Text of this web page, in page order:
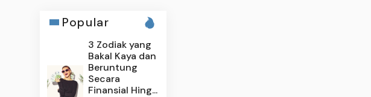
Popular
3 Zodiak yang
Bakal Kaya dan
Beruntung
Secara
Finansial Hing...